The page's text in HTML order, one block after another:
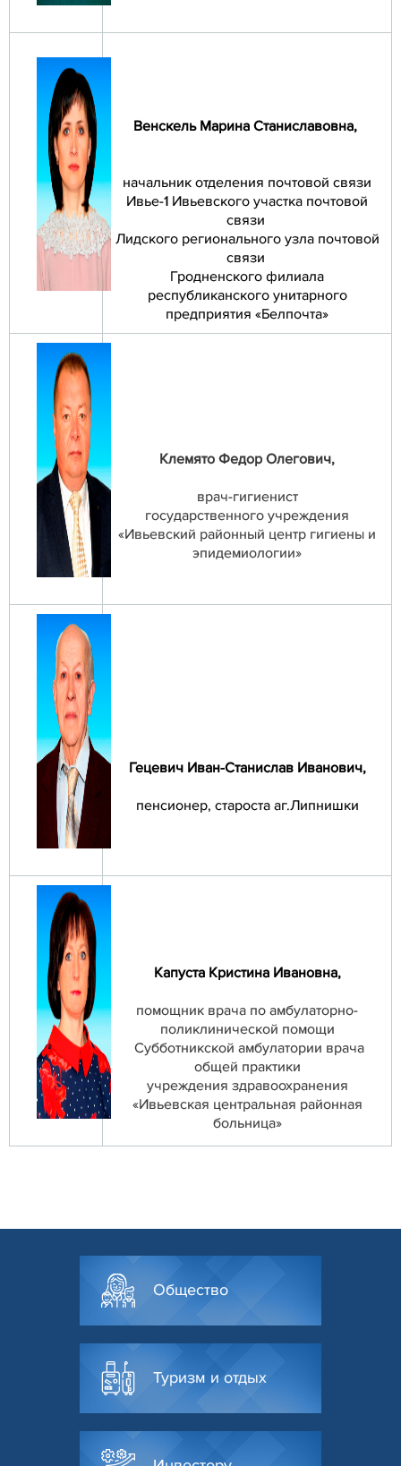
Венскель Марина Станиславовна,
начальник отделения почтовой связи
Ивье-1 Ивьевского участка почтовой
связи
Лидского регионального узла почтовой
связи
Гродненского филиала
республиканского унитарного
предприятия «Белпочта»
Клемято Федор Олегович,
врач-гигиенист
государственного учреждения
«Ивьевский районный центр гигиены и
эпидемиологии»
Гецевич Иван-Станислав Иванович,
пенсионер, староста аг.Липнишки
Капуста Кристина Ивановна,
помощник врача по амбулаторно-
поликлинической помощи
Субботникской амбулатории врача
общей практики
учреждения здравоохранения
«Ивьевская центральная районная
больница»
Общество
Туризм и отдых